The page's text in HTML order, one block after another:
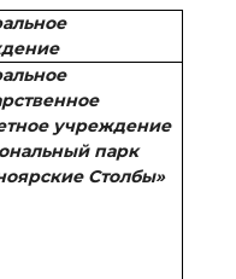
учреждение
парк
Столбы»